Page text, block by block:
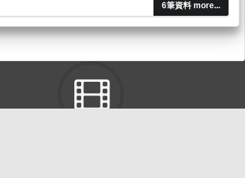
6筆資料 more...